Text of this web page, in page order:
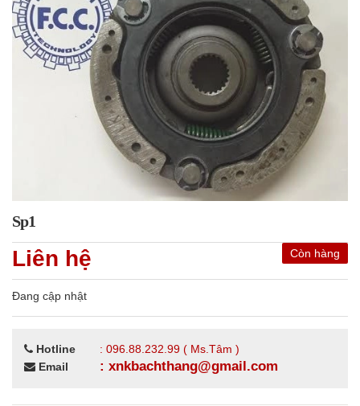
Sp1
Còn hàng
Liên hệ
Đang cập nhật
Hotline
: 096.88.232.99 ( Ms.Tâm )
Email
: xnkbachthang@gmail.com